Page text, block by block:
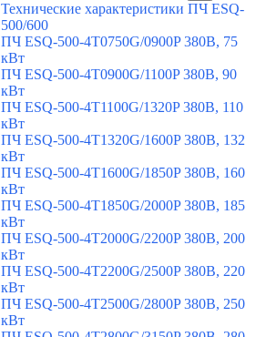
Технические характеристики ПЧ ESQ-
500/600
ПЧ ESQ-500-4T0750G/0900P 380В, 75
кВт
ПЧ ESQ-500-4T0900G/1100P 380В, 90
кВт
ПЧ ESQ-500-4T1100G/1320P 380В, 110
кВт
ПЧ ESQ-500-4T1320G/1600P 380В, 132
кВт
ПЧ ESQ-500-4T1600G/1850P 380В, 160
кВт
ПЧ ESQ-500-4T1850G/2000P 380В, 185
кВт
ПЧ ESQ-500-4T2000G/2200P 380В, 200
кВт
ПЧ ESQ-500-4T2200G/2500P 380В, 220
кВт
ПЧ ESQ-500-4T2500G/2800P 380В, 250
кВт